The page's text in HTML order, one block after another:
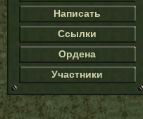
Написать
Ссылки
Ордена
Участники